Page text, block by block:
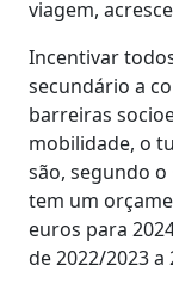
viagem,
Incentivar
secundário a
barreiras
mobilidade, o
são, segundo
tem um
euros para
de 2022/2023 a